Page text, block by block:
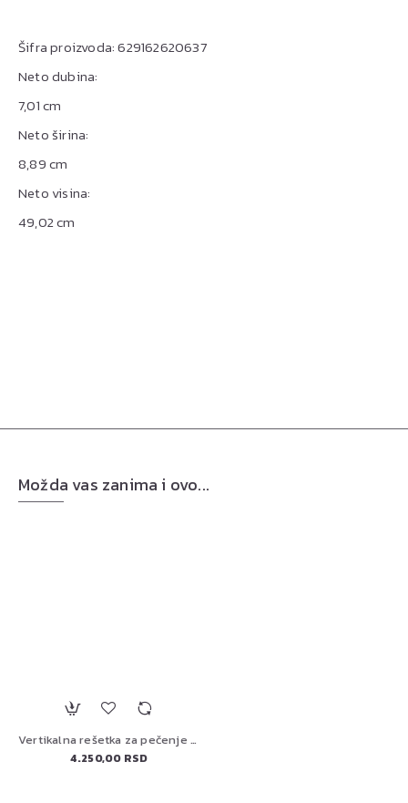
Šifra proizvoda: 629162620637
Neto dubina:
7,01 cm
Neto širina:
8,89 cm
Neto visina:
49,02 cm
Možda vas zanima i ovo...
Vertikalna rešetka za pečenje živine Big Green Egg 117458
4.250,00 RSD